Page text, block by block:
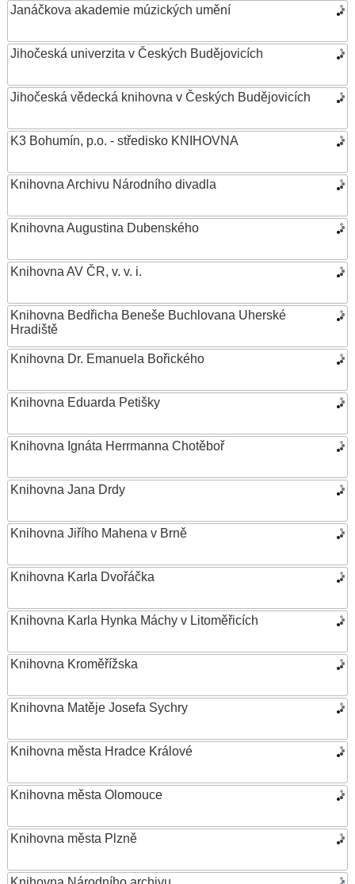
Janáčkova akademie múzických umění
Jihočeská univerzita v Českých Budějovicích
Jihočeská vědecká knihovna v Českých Budějovicích
K3 Bohumín, p.o. - středisko KNIHOVNA
Knihovna Archivu Národního divadla
Knihovna Augustina Dubenského
Knihovna AV ČR, v. v. i.
Knihovna Bedřicha Beneše Buchlovana Uherské
Hradiště
Knihovna Dr. Emanuela Bořického
Knihovna Eduarda Petišky
Knihovna Ignáta Herrmanna Chotěboř
Knihovna Jana Drdy
Knihovna Jiřího Mahena v Brně
Knihovna Karla Dvořáčka
Knihovna Karla Hynka Máchy v Litoměřicích
Knihovna Kroměřížska
Knihovna Matěje Josefa Sychry
Knihovna města Hradce Králové
Knihovna města Olomouce
Knihovna města Plzně